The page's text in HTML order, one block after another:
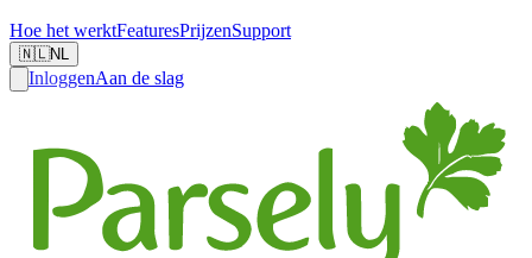
Hoe het werktFeaturesPrijzenSupport
🇳🇱NL
InloggenAan de slag